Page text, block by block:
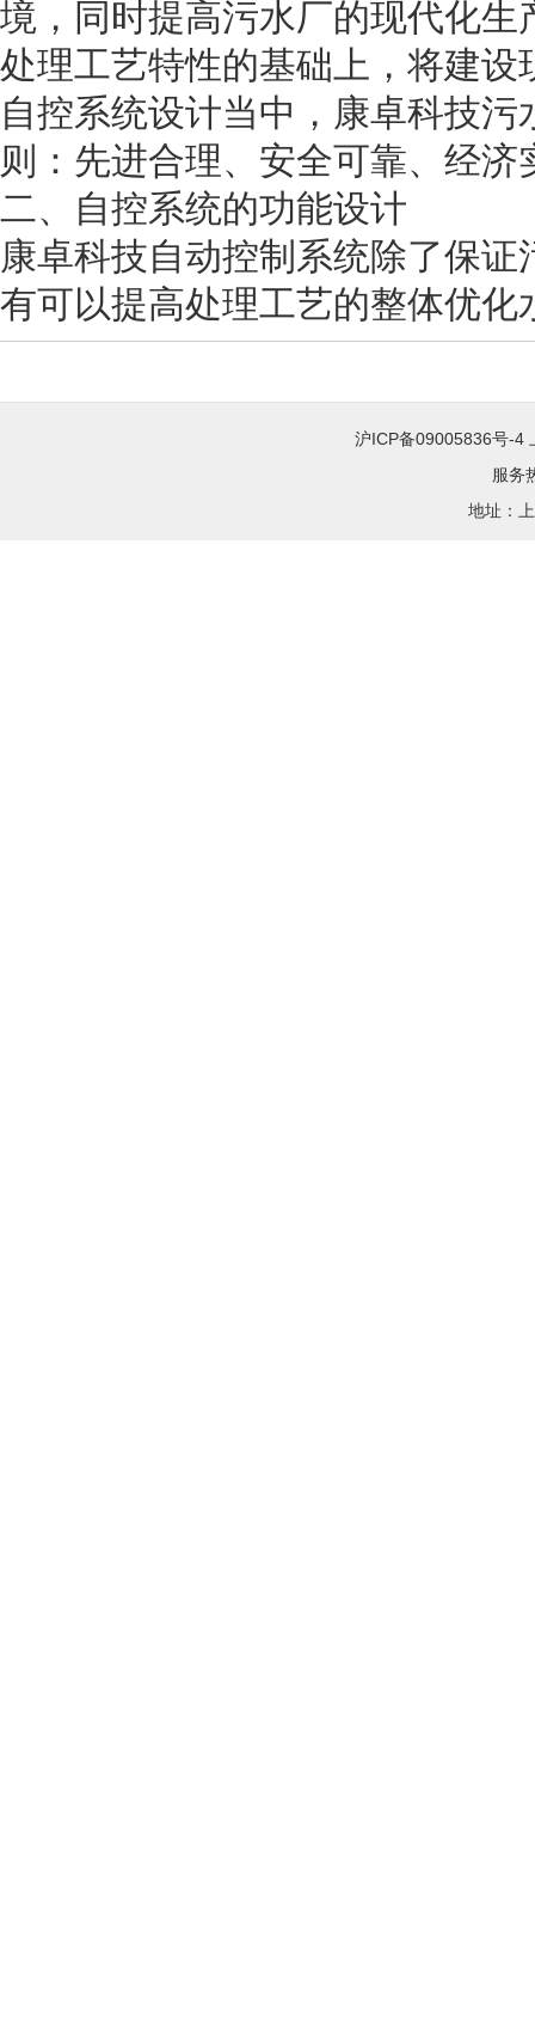
境，同时提高污水厂的现代化
处理工艺特性的基础上，将建
自控系统设计当中，康卓科技
则：先进合理、安全可靠、经济
二、自控系统的功能设计
康卓科技自动控制系统除了保
有可以提高处理工艺的整体优化
沪ICP备09005836号-4
服务
地址：